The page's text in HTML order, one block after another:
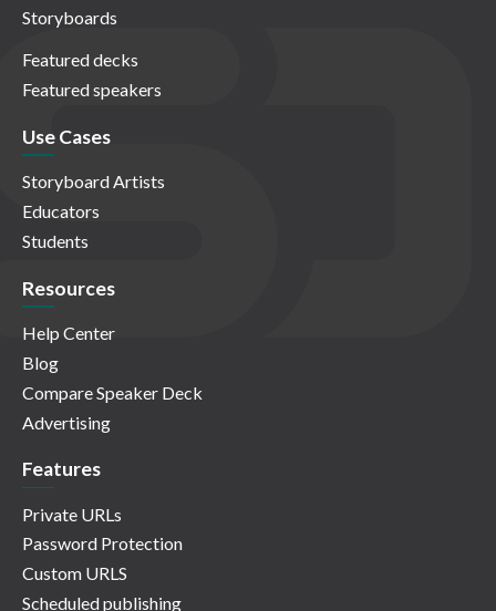
Storyboards
Featured decks
Featured speakers
Use Cases
Storyboard Artists
Educators
Students
Resources
Help Center
Blog
Compare Speaker Deck
Advertising
Features
Private URLs
Password Protection
Custom URLS
Scheduled publishing